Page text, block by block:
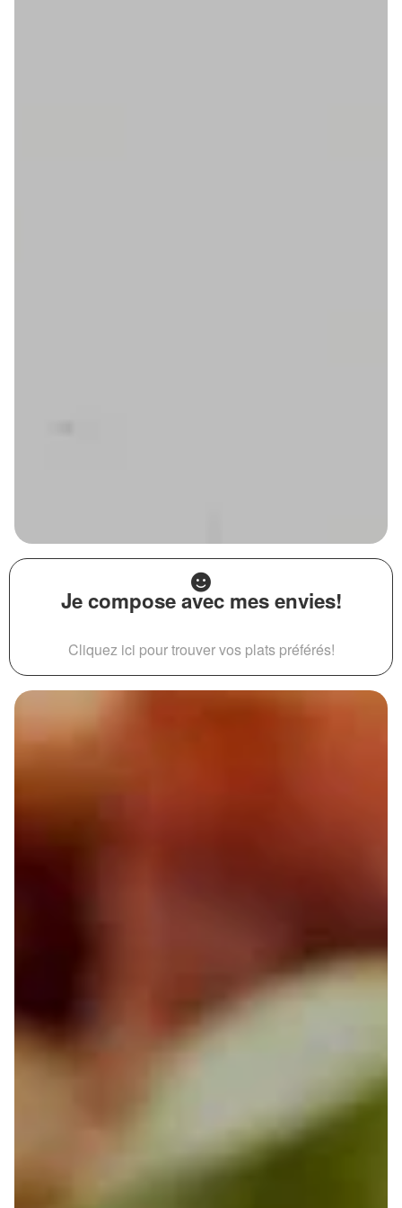
Je compose avec mes envies!
Cliquez ici pour trouver vos plats préférés!